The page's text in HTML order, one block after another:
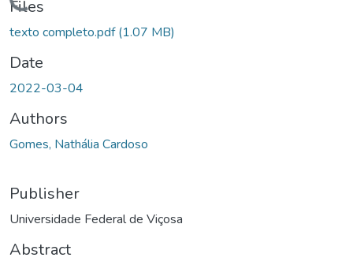
Files
texto completo.pdf(1.07 MB)
Date
2022-03-04
Authors
Gomes, Nathália Cardoso
Publisher
Universidade Federal de Viçosa
Abstract